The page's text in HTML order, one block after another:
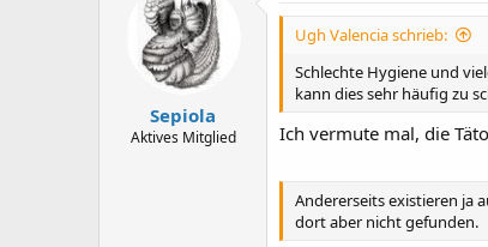
o
e
n
Sepiola
Aktives Mitglied
Ugh Valencia schrieb:
Schlechte Hygiene und
kann dies sehr häufig zu
Ich vermute mal, die
Andererseits existieren ja
dort aber nicht gefunden.